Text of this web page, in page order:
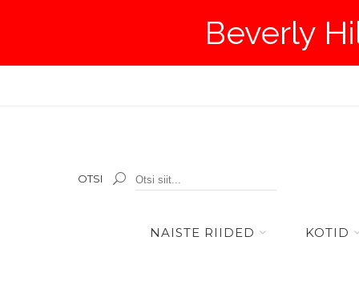
Beverly
OTSI
NAISTE RIIDED KOTID